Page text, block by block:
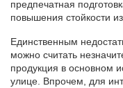
предпечатная
повышения стойкости
Единственным
можно считать
продукция в основном
улице. Впрочем, для